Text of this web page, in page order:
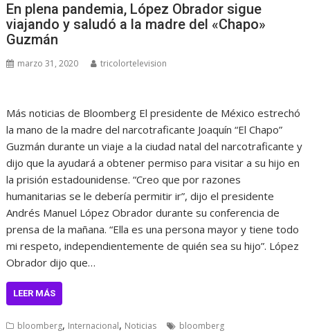
En plena pandemia, López Obrador sigue
viajando y saludó a la madre del «Chapo»
Guzmán
marzo 31, 2020 tricolortelevision
Más noticias de Bloomberg El presidente de México estrechó
la mano de la madre del narcotraficante Joaquín “El Chapo”
Guzmán durante un viaje a la ciudad natal del narcotraficante y
dijo que la ayudará a obtener permiso para visitar a su hijo en
la prisión estadounidense. “Creo que por razones
humanitarias se le debería permitir ir”, dijo el presidente
Andrés Manuel López Obrador durante su conferencia de
prensa de la mañana. “Ella es una persona mayor y tiene todo
mi respeto, independientemente de quién sea su hijo”. López
Obrador dijo que…
LEER MÁS
bloomberg, Internacional, Noticias bloomberg